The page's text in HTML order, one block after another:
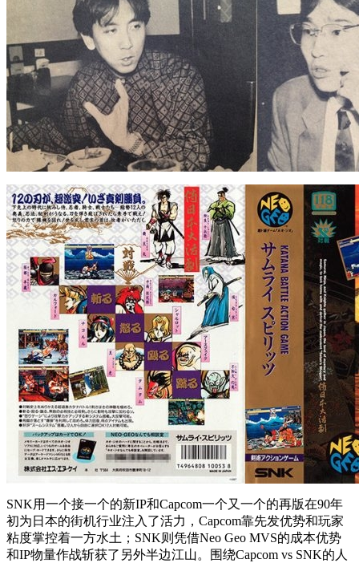
SNK用一个接一个的新IP和Capcom一个又一个的再版在90年
初为日本的街机行业注入了活力，Capcom靠先发优势和玩家
粘度掌控着一方水土；SNK则凭借Neo Geo MVS的成本优势
和IP物量作战斩获了另外半边江山。围绕Capcom vs SNK的人